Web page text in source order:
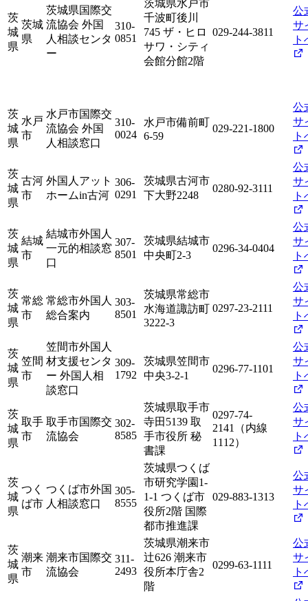
茨
城
県
茨城
県
茨城県国際交
流協会 外国
人相談センタ
ー
310-
0851
茨城県水戸市
千波町後川
745 ザ・ヒロ
サワ・シティ
会館分館2階
029-244-3811
公
サ
ト
茨
城
県
水戸
市
水戸市国際交
流協会 外国
人相談窓口
310-
0024
水戸市備前町
6-59
029-221-1800
公
サ
ト
茨
城
県
古河
市
外国人アット
ホームin古河
306-
0291
茨城県古河市
下大野2248
0280-92-3111
公
サ
ト
茨
城
県
結城
市
結城市外国人
一元的相談窓
口
307-
8501
茨城県結城市
中央町2-3
0296-34-0404
公
サ
ト
茨
城
県
常総
市
常総市外国人
総合案内
303-
8501
茨城県常総市
水海道諏訪町
3222-3
0297-23-2111
公
サ
ト
茨
城
県
笠間
市
笠間市外国人
材支援センタ
ー 外国人相
談窓口
309-
1792
茨城県笠間市
中央3-2-1
0296-77-1101
公
サ
ト
茨
城
県
取手
市
取手市国際交
流協会
302-
8585
茨城県取手市
寺田5139 取
手市役所 秘
書課
0297-74-
2141（内線
1112）
公
サ
ト
茨
城
県
つく
ば市
つくば市外国
人相談窓口
305-
8555
茨城県つくば
市研究学園1-
1-1 つくば市
役所2階 国際
都市推進課
029-883-1313
公
サ
ト
茨
城
県
潮来
市
潮来市国際交
流協会
311-
2493
茨城県潮来市
辻626 潮来市
役所本庁舎2
階
0299-63-1111
公
サ
ト